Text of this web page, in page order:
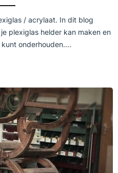
/ acrylaat. In dit blog
plexiglas helder kan maken en
onderhouden....